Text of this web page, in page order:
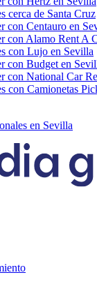
cerca de Santa Cruz
con Centauro en
con Alamo Rent A
con Lujo en Sevilla
con Budget en
con National Car
con Camionetas
en Sevilla